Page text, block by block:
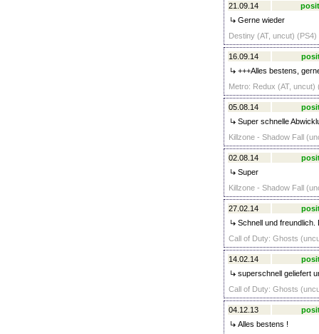
21.09.14
Gerne wieder
Destiny (AT, uncut) (PS4)
16.09.14
+++Alles bestens,
Metro: Redux (AT, uncut)
05.08.14
Super schnelle
Killzone - Shadow Fall
02.08.14
Super
Killzone - Shadow Fall
27.02.14
Schnell und freundlich.
Call of Duty: Ghosts
14.02.14
superschnell geliefert
Call of Duty: Ghosts
04.12.13
Alles bestens !